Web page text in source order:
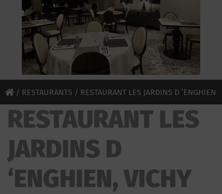
/ RESTAURANTS / RESTAURANT LES JARDINS D ‘ENGHIEN
RESTAURANT LES
JARDINS D
‘ENGHIEN, VICHY